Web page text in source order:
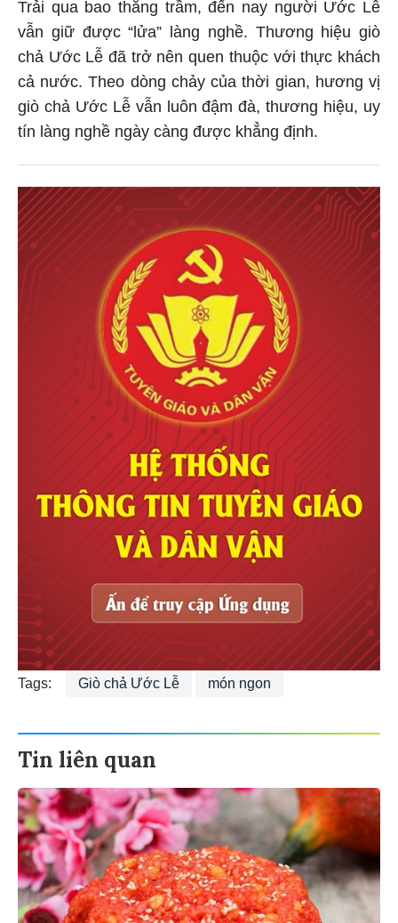
Trải qua bao thăng trầm, đến nay người Ước Lễ
vẫn giữ được “lửa” làng nghề. Thương hiệu giò
chả Ước Lễ đã trở nên quen thuộc với thực khách
cả nước. Theo dòng chảy của thời gian, hương vị
giò chả Ước Lễ vẫn luôn đậm đà, thương hiệu, uy
tín làng nghề ngày càng được khẳng định.
Tags: Giò chả Ước Lễ món ngon
Tin liên quan